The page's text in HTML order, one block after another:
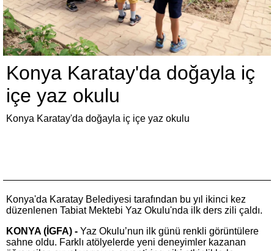
Konya Karatay'da doğayla iç
içe yaz okulu
Konya Karatay'da doğayla iç içe yaz okulu
Konya'da Karatay Belediyesi tarafından bu yıl ikinci kez
düzenlenen Tabiat Mektebi Yaz Okulu'nda ilk ders zili çaldı.
KONYA (İGFA) - Yaz Okulu’nun ilk günü renkli görüntülere
sahne oldu. Farklı atölyelerde yeni deneyimler kazanan